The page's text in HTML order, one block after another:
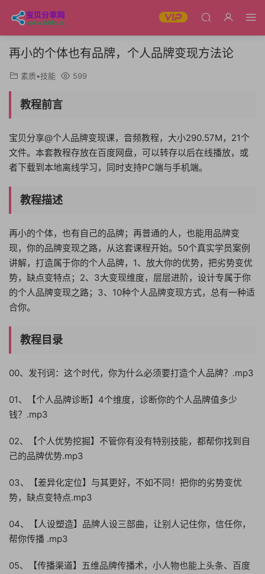
再小的个体也有品牌，个人品牌变现方法论
素质•技能 599
教程前言
宝贝分享@个人品牌变现课，音频教程，大小290.57M，21个
文件。本套教程存放在百度网盘，可以转存以后在线播放，或
者下载到本地离线学习，同时支持PC端与手机端。
教程描述
再小的个体，也有自己的品牌；再普通的人，也能用品牌变
现，你的品牌变现之路，从这套课程开始。50个真实学员案例
讲解，打造属于你的个人品牌，1、放大你的优势，把劣势变优
势，缺点变特点；2、3大变现维度，层层进阶，设计专属于你
的个人品牌变现之路；3、10种个人品牌变现方式，总有一种适
合你。
教程目录
00、发刊词：这个时代，你为什么必须要打造个人品牌？.mp3
01、【个人品牌诊断】4个维度，诊断你的个人品牌值多少
钱？.mp3
02、【个人优势挖掘】不管你有没有特别技能，都帮你找到自
己的品牌优势.mp3
03、【差异化定位】与其更好，不如不同！把你的劣势变优
势，缺点变特点.mp3
04、【人设塑造】品牌人设三部曲，让别人记住你，信任你，
帮你传播 .mp3
05、【传播渠道】五维品牌传播术，小人物也能上头条、百度